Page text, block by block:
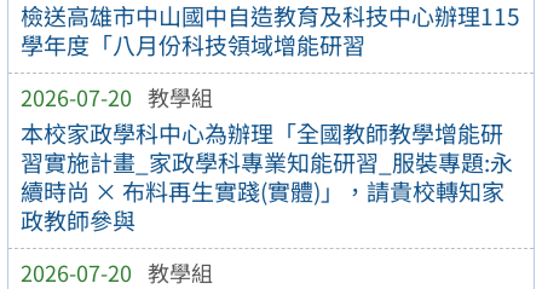
檢送高雄市中山國中自造教育及科技中心辦理115
學年度「八月份科技領域增能研習
2026-07-20 教學組
本校家政學科中心為辦理「全國教師教學增能研
習實施計畫_家政學科專業知能研習_服裝專題:永
續時尚 × 布料再生實踐(實體)」，請貴校轉知家
政教師參與
2026-07-20 教學組